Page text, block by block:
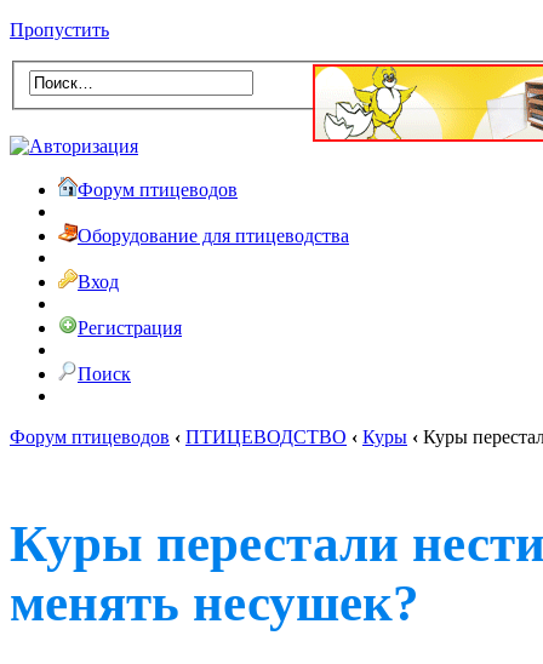
Пропустить
Форум птицеводов
Оборудование для птицеводства
Вход
Регистрация
Поиск
Форум птицеводов ‹ ПТИЦЕВОДСТВО ‹ Куры ‹ Куры
Куры перестали
менять несушек?